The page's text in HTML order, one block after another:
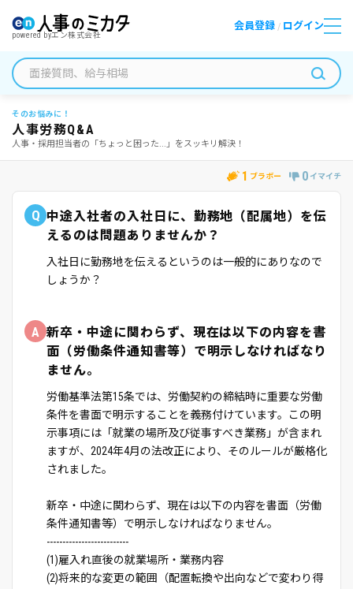
powered byエン株式会社
会員登録 / ログイン
そのお悩みに！
人事労務Q&A
人事・採用担当者の「ちょっと困った...」をスッキリ解決！
1 ブラボー 0 イマイチ
Q 中途入社者の入社日に、勤務地（配属地）を伝
えるのは問題ありませんか？
入社日に勤務地を伝えるというのは一般的にありなので
しょうか？
A 新卒・中途に関わらず、現在は以下の内容を書
面（労働条件通知書等）で明示しなければなり
ません。
労働基準法第15条では、労働契約の締結時に重要な労働
条件を書面で明示することを義務付けています。この明
示事項には「就業の場所及び従事すべき業務」が含まれ
ますが、2024年4月の法改正により、そのルールが厳格化
されました。
新卒・中途に関わらず、現在は以下の内容を書面（労働
条件通知書等）で明示しなければなりません。
--------------------------
(1)雇入れ直後の就業場所・業務内容
(2)将来的な変更の範囲（配置転換や出向などで変わり得